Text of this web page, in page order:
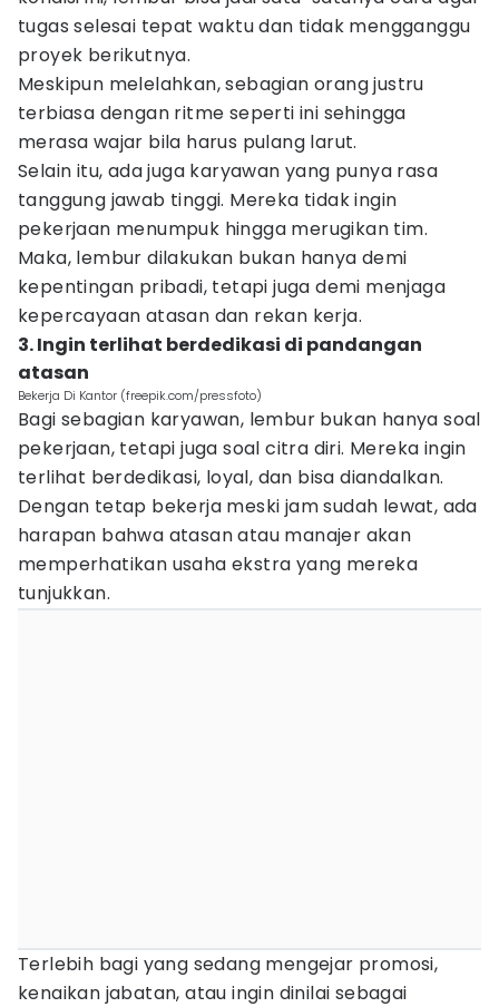
tugas selesai tepat waktu dan tidak mengganggu
proyek berikutnya.
Meskipun melelahkan, sebagian orang justru
terbiasa dengan ritme seperti ini sehingga
merasa wajar bila harus pulang larut.
Selain itu, ada juga karyawan yang punya rasa
tanggung jawab tinggi. Mereka tidak ingin
pekerjaan menumpuk hingga merugikan tim.
Maka, lembur dilakukan bukan hanya demi
kepentingan pribadi, tetapi juga demi menjaga
kepercayaan atasan dan rekan kerja.
3. Ingin terlihat berdedikasi di pandangan
atasan
Bekerja Di Kantor (freepik.com/pressfoto)
Bagi sebagian karyawan, lembur bukan hanya soal
pekerjaan, tetapi juga soal citra diri. Mereka ingin
terlihat berdedikasi, loyal, dan bisa diandalkan.
Dengan tetap bekerja meski jam sudah lewat, ada
harapan bahwa atasan atau manajer akan
memperhatikan usaha ekstra yang mereka
tunjukkan.
Terlebih bagi yang sedang mengejar promosi,
kenaikan jabatan, atau ingin dinilai sebagai